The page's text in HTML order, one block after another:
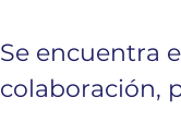
Se encuentra
colaboración,